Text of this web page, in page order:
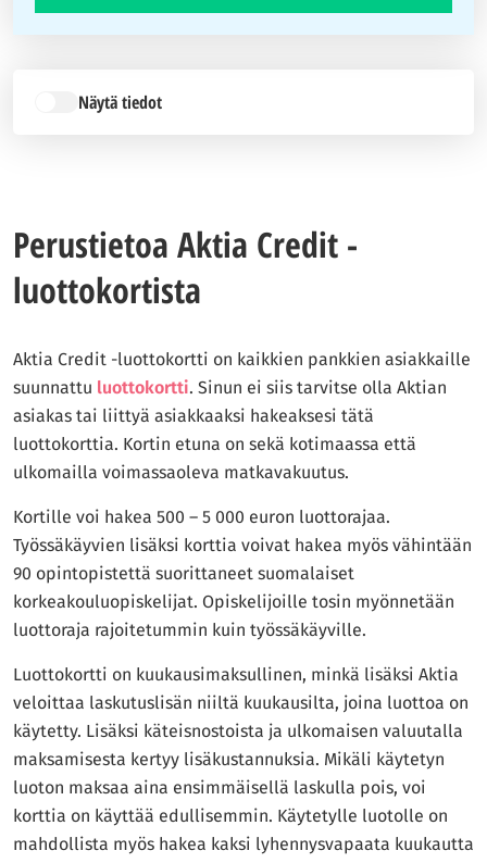
Näytä tiedot
Perustietoa Aktia Credit -
luottokortista
Aktia Credit -luottokortti on kaikkien pankkien asiakkaille
suunnattu luottokortti. Sinun ei siis tarvitse olla Aktian
asiakas tai liittyä asiakkaaksi hakeaksesi tätä
luottokorttia. Kortin etuna on sekä kotimaassa että
ulkomailla voimassaoleva matkavakuutus.
Kortille voi hakea 500 – 5 000 euron luottorajaa.
Työssäkäyvien lisäksi korttia voivat hakea myös vähintään
90 opintopistettä suorittaneet suomalaiset
korkeakouluopiskelijat. Opiskelijoille tosin myönnetään
luottoraja rajoitetummin kuin työssäkäyville.
Luottokortti on kuukausimaksullinen, minkä lisäksi Aktia
veloittaa laskutuslisän niiltä kuukausilta, joina luottoa on
käytetty. Lisäksi käteisnostoista ja ulkomaisen valuutalla
maksamisesta kertyy lisäkustannuksia. Mikäli käytetyn
luoton maksaa aina ensimmäisellä laskulla pois, voi
korttia on käyttää edullisemmin. Käytetylle luotolle on
mahdollista myös hakea kaksi lyhennysvapaata kuukautta